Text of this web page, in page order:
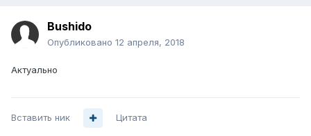
Bushido
Опубликовано 12 апреля, 2018
Актуально
Вставить ник Цитата